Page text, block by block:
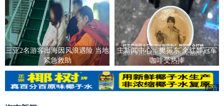
三亚2名游客出海因风浪遇险 当地
紧急救助
主新闻中心：樊振东 全红婵冠军
咖啡受热捧
广告